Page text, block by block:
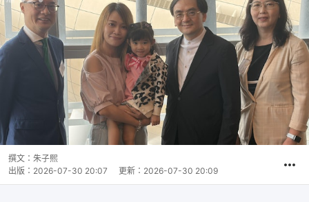
撰文： 朱子熙
出版： 2026-07-30 20:07 更新： 2026-07-30 20:09